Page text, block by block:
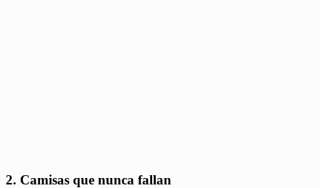
2. Camisas que nunca fallan